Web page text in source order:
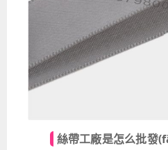
絲帶工廠是怎么批發